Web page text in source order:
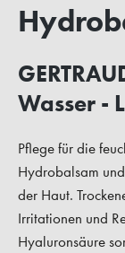
Wasser -
Pflege für die
Hydrobalsam
der Haut.
Irritationen und
Hyaluronsäure